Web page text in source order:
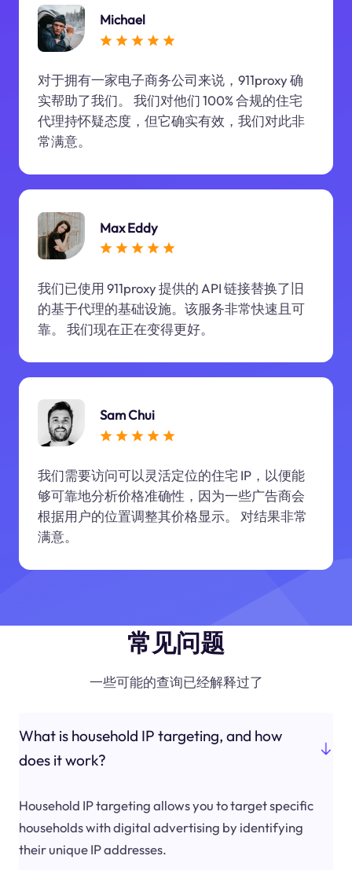
Michael
对于拥有一家电子商务公司来说，911proxy 确
实帮助了我们。 我们对他们 100% 合规的住宅
代理持怀疑态度，但它确实有效，我们对此非
常满意。
Max Eddy
我们已使用 911proxy 提供的 API 链接替换了旧
的基于代理的基础设施。该服务非常快速且可
靠。 我们现在正在变得更好。
Sam Chui
我们需要访问可以灵活定位的住宅 IP，以便能
够可靠地分析价格准确性，因为一些广告商会
根据用户的位置调整其价格显示。 对结果非常
满意。
常见问题
一些可能的查询已经解释过了
What is household IP targeting, and how
does it work?
Household IP targeting allows you to target specific
households with digital advertising by identifying
their unique IP addresses.